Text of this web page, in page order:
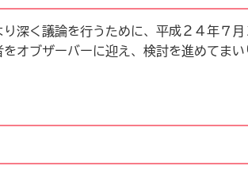
深く議論を行うために、平成２４年７
オブザーバーに迎え、検討を進めてまい